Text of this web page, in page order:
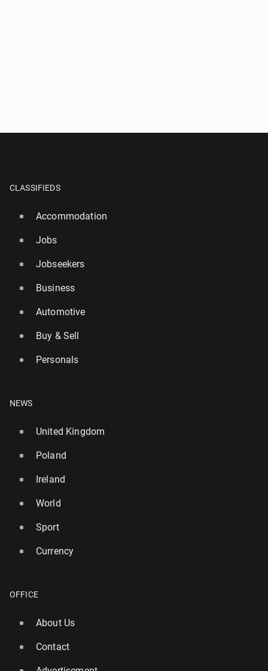
CLASSIFIEDS
Accommodation
Jobs
Jobseekers
Business
Automotive
Buy & Sell
Personals
NEWS
United Kingdom
Poland
Ireland
World
Sport
Currency
OFFICE
About Us
Contact